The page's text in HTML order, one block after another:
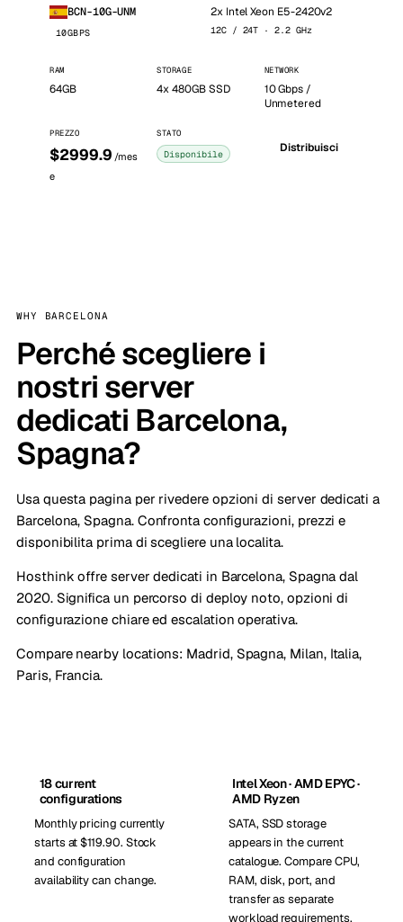
BCN-10G-UNM
10GBPS
2x Intel Xeon E5-2420v2
12C / 24T · 2.2 GHz
RAM
64GB
STORAGE
4x 480GB SSD
NETWORK
10 Gbps /
Unmetered
PREZZO
$2999.9 /mes
e
STATO
Disponibile Distribuisci
WHY BARCELONA
Perché scegliere i
nostri server
dedicati Barcelona,
Spagna?
Usa questa pagina per rivedere opzioni di server dedicati a
Barcelona, Spagna. Confronta configurazioni, prezzi e
disponibilita prima di scegliere una localita.
Hosthink offre server dedicati in Barcelona, Spagna dal
2020. Significa un percorso di deploy noto, opzioni di
configurazione chiare ed escalation operativa.
Compare nearby locations: Madrid, Spagna, Milan, Italia,
Paris, Francia.
18 current
configurations
Monthly pricing currently
starts at $119.90. Stock
and configuration
availability can change.
Intel Xeon · AMD EPYC ·
AMD Ryzen
SATA, SSD storage
appears in the current
catalogue. Compare CPU,
RAM, disk, port, and
transfer as separate
workload requirements.